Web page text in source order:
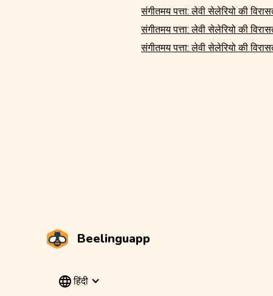
संगीतमय पत्ता: लेवी सेलेरियो की
संगीतमय पत्ता: लेवी सेलेरियो की
संगीतमय पत्ता: लेवी सेलेरियो की
Beelinguapp
हिंदी